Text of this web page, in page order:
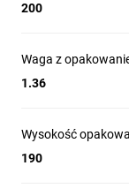
200
Waga z
1.36
Wysokość
190